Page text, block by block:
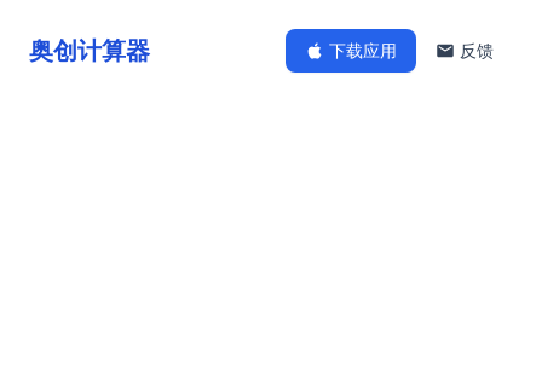
奥创计算器 下载应用 反馈